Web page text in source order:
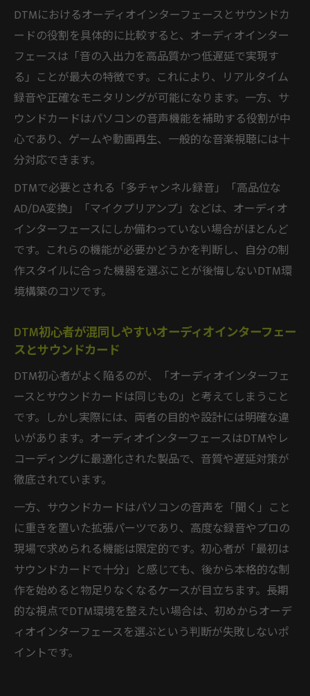
DTMにおけるオーディオインターフェースとサウンドカ
ードの役割を具体的に比較すると、オーディオインター
フェースは「音の入出力を高品質かつ低遅延で実現す
る」ことが最大の特徴です。これにより、リアルタイム
録音や正確なモニタリングが可能になります。一方、サ
ウンドカードはパソコンの音声機能を補助する役割が中
心であり、ゲームや動画再生、一般的な音楽視聴には十
分対応できます。
DTMで必要とされる「多チャンネル録音」「高品位な
AD/DA変換」「マイクプリアンプ」などは、オーディオ
インターフェースにしか備わっていない場合がほとんど
です。これらの機能が必要かどうかを判断し、自分の制
作スタイルに合った機器を選ぶことが後悔しないDTM環
境構築のコツです。
DTM初心者が混同しやすいオーディオインターフェー
スとサウンドカード
DTM初心者がよく陥るのが、「オーディオインターフェ
ースとサウンドカードは同じもの」と考えてしまうこと
です。しかし実際には、両者の目的や設計には明確な違
いがあります。オーディオインターフェースはDTMやレ
コーディングに最適化された製品で、音質や遅延対策が
徹底されています。
一方、サウンドカードはパソコンの音声を「聞く」こと
に重きを置いた拡張パーツであり、高度な録音やプロの
現場で求められる機能は限定的です。初心者が「最初は
サウンドカードで十分」と感じても、後から本格的な制
作を始めると物足りなくなるケースが目立ちます。長期
的な視点でDTM環境を整えたい場合は、初めからオーデ
ィオインターフェースを選ぶという判断が失敗しないポ
イントです。